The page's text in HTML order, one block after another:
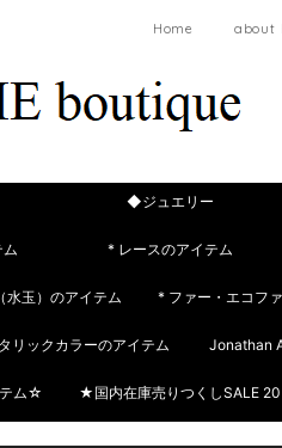
Home about
◆ジュエリー
* レースのアイテム
水玉）のアイテム * ファー・エコフ
リックカラーのアイテム Jonathan
ム☆ ★国内在庫売りつくしSALE